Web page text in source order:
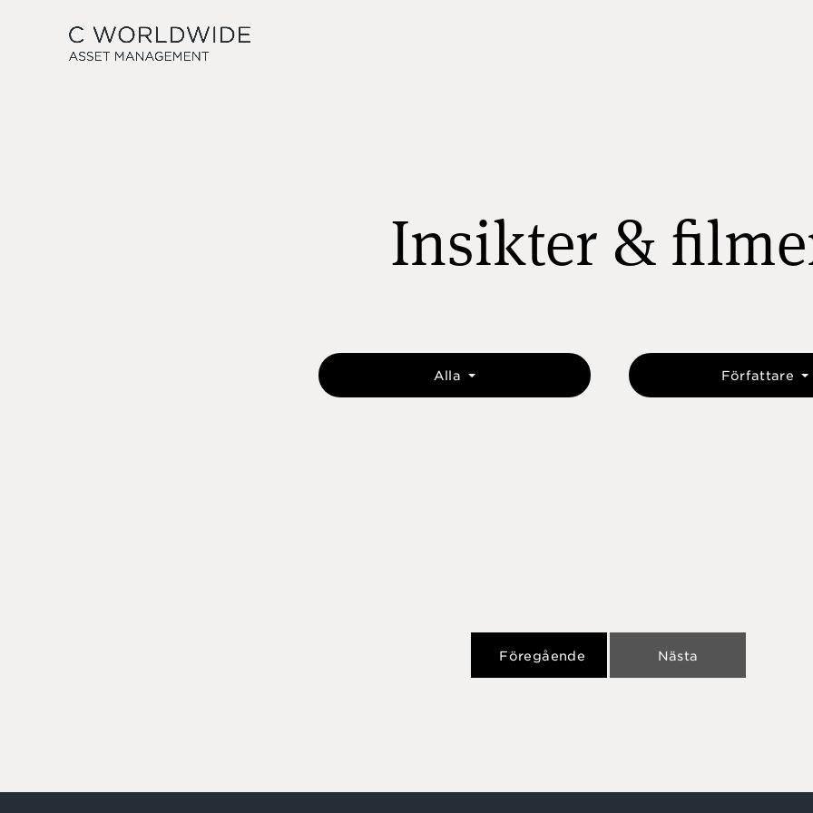
Insikter &
Alla Författare
Föregående Nästa